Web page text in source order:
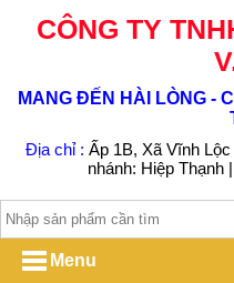
CÔNG TY
MANG ĐẾN HÀI LÒNG -
Địa chỉ : Ấp 1B, Xã Vĩnh
nhánh: Hiệp Thạnh
Menu